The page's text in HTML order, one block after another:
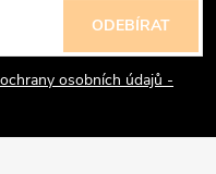
osobních údajů -
ODEBÍRAT